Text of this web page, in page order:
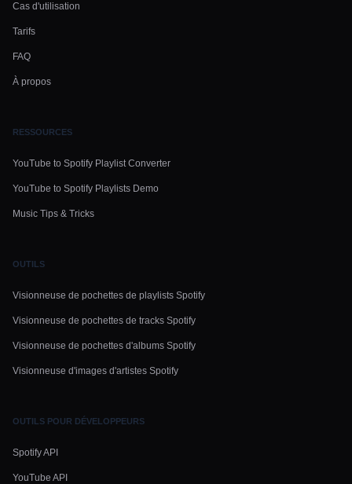
Cas d'utilisation
Tarifs
FAQ
À propos
RESSOURCES
YouTube to Spotify Playlist Converter
YouTube to Spotify Playlists Demo
Music Tips & Tricks
OUTILS
Visionneuse de pochettes de playlists Spotify
Visionneuse de pochettes de tracks Spotify
Visionneuse de pochettes d'albums Spotify
Visionneuse d'images d'artistes Spotify
OUTILS POUR DÉVELOPPEURS
Spotify API
YouTube API